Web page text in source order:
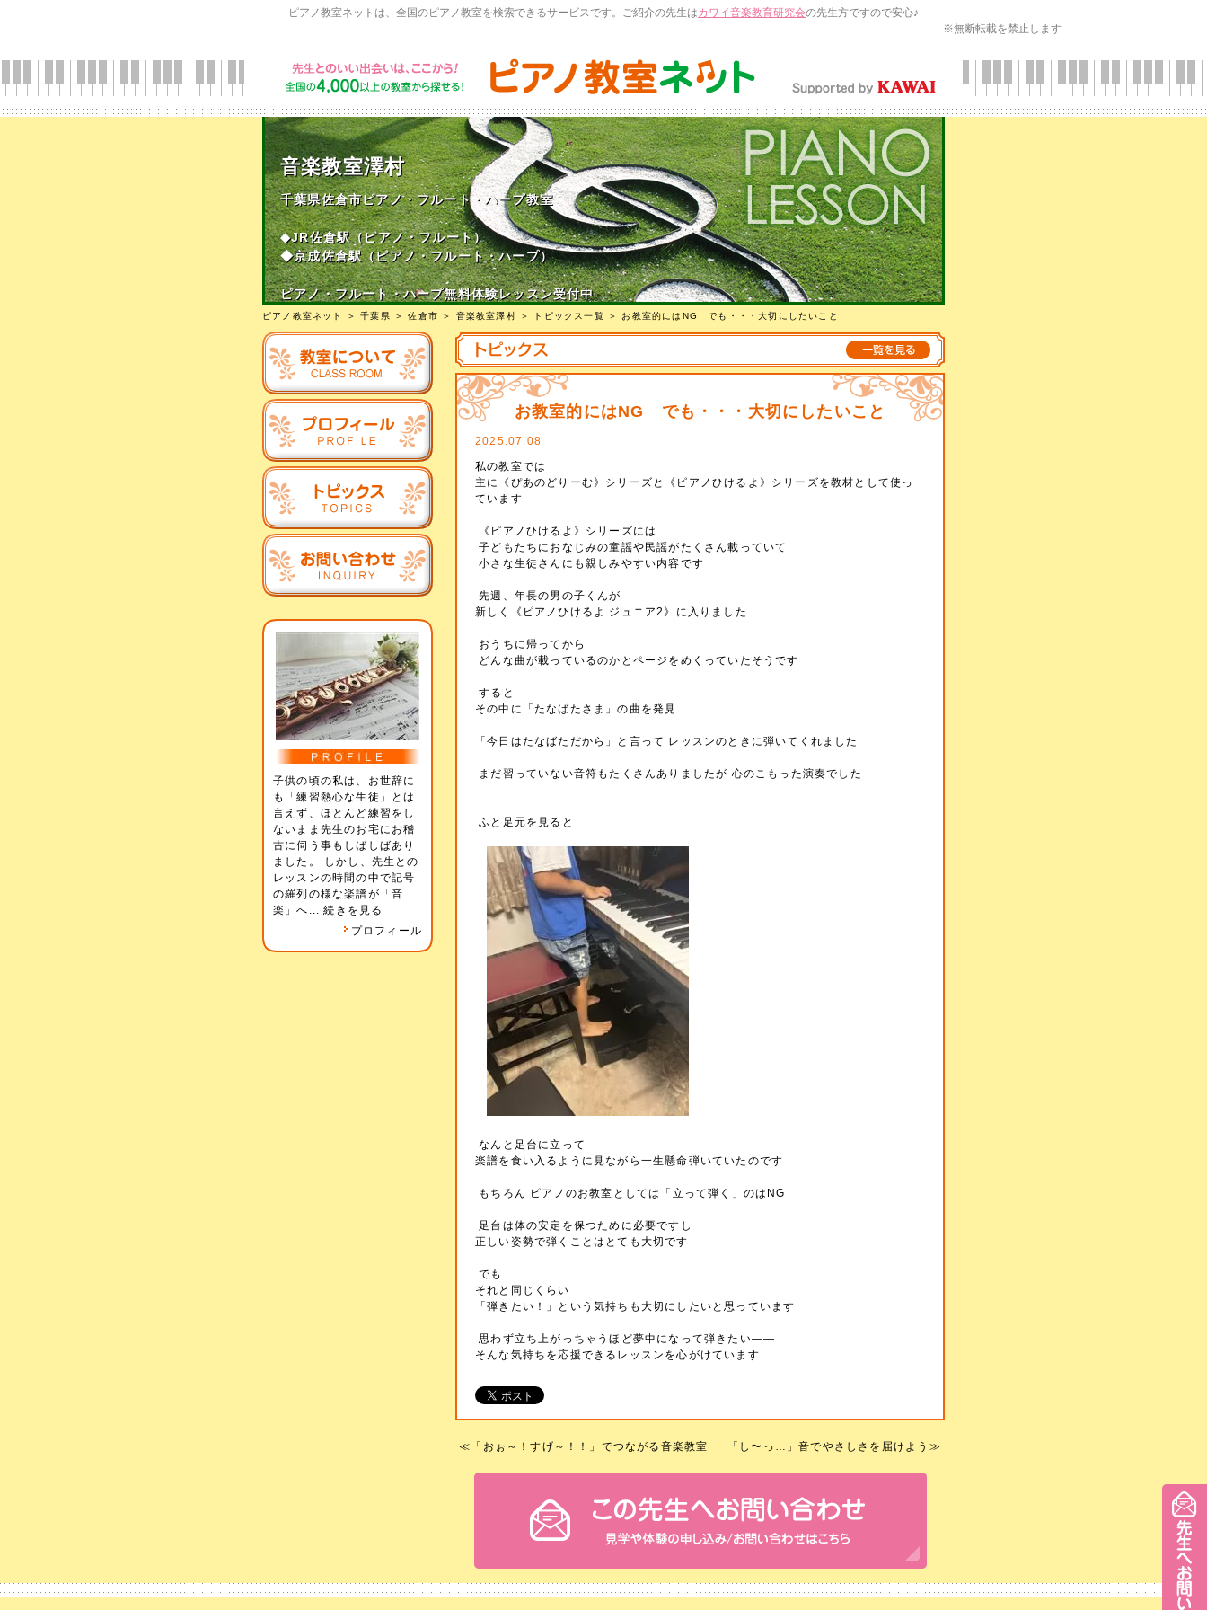
ピアノ教室ネットは、全国のピアノ教室を検索できるサービスです。ご紹介の先生はカワイ音楽教育研究会の先生方ですので安心♪
※無断転載を禁止します
音楽教室澤村
千葉県佐倉市ピアノ・フルート・ハープ教室
◆JR佐倉駅（ピアノ・フルート）
◆京成佐倉駅（ピアノ・フルート・ハープ）
ピアノ・フルート・ハープ無料体験レッスン受付中
ピアノ教室ネット ＞千葉県 ＞佐倉市 ＞ 音楽教室澤村 ＞ トピックス一覧 ＞ お教室的にはNG でも・・・大切にしたいこと
子供の頃の私は、お世辞に
も「練習熱心な生徒」とは
言えず、ほとんど練習をし
ないまま先生のお宅にお稽
古に伺う事もしばしばあり
ました。 しかし、先生との
レッスンの時間の中で記号
の羅列の様な楽譜が「音
楽」へ...続きを見る
プロフィール
お教室的にはNG でも・・・大切にしたいこと
2025.07.08
私の教室では
主に《ぴあのどりーむ》シリーズと《ピアノひけるよ》シリーズを教材として使っ
ています
《ピアノひけるよ》シリーズには
子どもたちにおなじみの童謡や民謡がたくさん載っていて
小さな生徒さんにも親しみやすい内容です
先週、年長の男の子くんが
新しく《ピアノひけるよ ジュニア2》に入りました
おうちに帰ってから
どんな曲が載っているのかとページをめくっていたそうです
すると
その中に「たなばたさま」の曲を発見
「今日はたなばただから」と言って レッスンのときに弾いてくれました
まだ習っていない音符もたくさんありましたが 心のこもった演奏でした
ふと足元を見ると
なんと足台に立って
楽譜を食い入るように見ながら一生懸命弾いていたのです
もちろん ピアノのお教室としては「立って弾く」のはNG
足台は体の安定を保つために必要ですし
正しい姿勢で弾くことはとても大切です
でも
それと同じくらい
「弾きたい！」という気持ちも大切にしたいと思っています
思わず立ち上がっちゃうほど夢中になって弾きたい――
そんな気持ちを応援できるレッスンを心がけています
≪ 「おぉ～！すげ～！！」でつながる音楽教室 「し〜っ…」音でやさしさを届けよう ≫